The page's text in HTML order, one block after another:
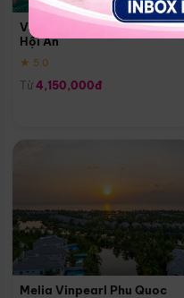
Vinpearl Resort & Golf Nam
Hội An
★ 5.0
Từ 4,150,000đ
Melia Vinpearl Phu Quoc